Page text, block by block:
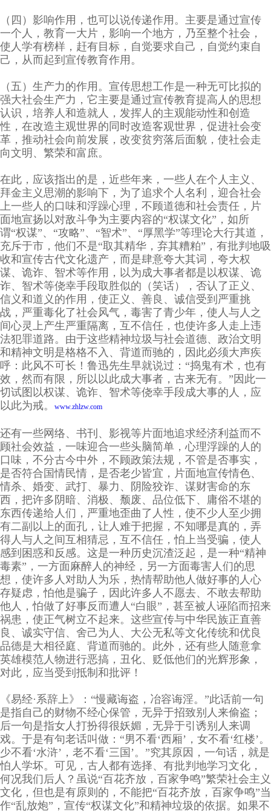
（四）影响作用，也可以说传递作用。主要是通过宣传
一个人，教育一大片，影响一个地方，乃至整个社会，
使人学有榜样，赶有目标，自觉要求自己，自觉约束自
己，从而起到宣传教育作用。
（五）生产力的作用。宣传思想工作是一种无可比拟的
强大社会生产力，它主要是通过宣传教育提高人的思想
认识，培养人和造就人，发挥人的主观能动性和创造
性，在改造主观世界的同时改造客观世界，促进社会变
革，推动社会向前发展，改变贫穷落后面貌，使社会走
向文明、繁荣和富庶。
在此，应该指出的是，近些年来，一些人在个人主义、
拜金主义思潮的影响下，为了追求个人名利，迎合社会
上一些人的口味和浮躁心理，不顾道德和社会责任，片
面地宣扬以对敌斗争为主要内容的“权谋文化”，如所
谓“权谋”、“攻略”、“智术”、“厚黑学”等理论大行其道，
充斥于市，他们不是“取其精华，弃其糟粕”，有批判地吸
收和宣传古代文化遗产，而是肆意夸大其词，夸大权
谋、诡诈、智术等作用，以为成大事者都是以权谋、诡
诈、智术等侥幸手段取胜似的（笑话），否认了正义、
信义和道义的作用，使正义、善良、诚信受到严重挑
战，严重毒化了社会风气，毒害了青少年，使人与人之
间心灵上产生严重隔离，互不信任，也使许多人走上违
法犯罪道路。由于这些精神垃圾与社会道德、政治文明
和精神文明是格格不入、背道而驰的，因此必须大声疾
呼：此风不可长！鲁迅先生早就说过：“捣鬼有术，也有
效，然而有限，所以以此成大事者，古来无有。”因此一
切试图以权谋、诡诈、智术等侥幸手段成大事的人，应
以此为戒。
www.zhlzw.com
还有一些网络、书刊、影视等片面地追求经济利益而不
顾社会效益，一味迎合一些头脑简单，心理浮躁的人的
口味，不分古今中外，不顾政策法规，不管是否事实，
是否符合国情民情，是否老少皆宜，片面地宣传情色、
情杀、婚变、武打、暴力、阴险狡诈、谋财害命的东
西，把许多阴暗、消极、颓废、品位低下、庸俗不堪的
东西传递给人们，严重地歪曲了人性，使不少人至少拥
有二副以上的面孔，让人难于把握，不知哪是真的，弄
得人与人之间互相猜忌，互不信任，怕上当受骗，使人
感到困惑和反感。这是一种历史沉渣泛起，是一种“精神
毒素”，一方面麻醉人的神经，另一方面毒害人们的思
想，使许多人对助人为乐，热情帮助他人做好事的人心
存疑虑，怕他是骗子，因此许多人不愿去、不敢去帮助
他人，怕做了好事反而遭人“白眼”，甚至被人诬陷而招来
祸患，使正气树立不起来。这些宣传与中华民族正直善
良、诚实守信、舍己为人、大公无私等文化传统和优良
品德是大相径庭、背道而驰的。此外，还有些人随意拿
英雄模范人物进行恶搞，丑化、贬低他们的光辉形象，
对此，应当受到抵制和批评！
《易经·系辞上》：“慢藏诲盗，冶容诲淫。”此话前一句
是指自己的财物不经心保管，无异于招致别人来偷盗；
后一句是指女人打扮得很妖媚，无异于引诱别人来调
戏。于是有句老话叫做：“男不看‘西厢’，女不看‘红楼’。
少不看‘水浒’，老不看‘三国’。”究其原因，一句话，就是
怕人学坏。可见，古人都有选择、有批判地学习文化，
何况我们后人？虽说“百花齐放，百家争鸣”繁荣社会主义
文化，但也是有原则的，不能把“百花齐放，百家争鸣”当
作“乱放炮”，宣传“权谋文化”和精神垃圾的依据。如果不